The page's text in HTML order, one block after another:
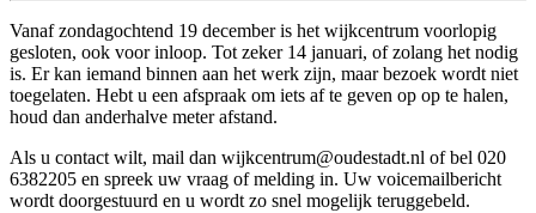
Vanaf zondagochtend 19 december is het wijkcentrum voorlopig
gesloten, ook voor inloop. Tot zeker 14 januari, of zolang het nodig
is. Er kan iemand binnen aan het werk zijn, maar bezoek wordt niet
toegelaten. Hebt u een afspraak om iets af te geven op op te halen,
houd dan anderhalve meter afstand.
Als u contact wilt, mail dan wijkcentrum@oudestadt.nl of bel 020
6382205 en spreek uw vraag of melding in. Uw voicemailbericht
wordt doorgestuurd en u wordt zo snel mogelijk teruggebeld.